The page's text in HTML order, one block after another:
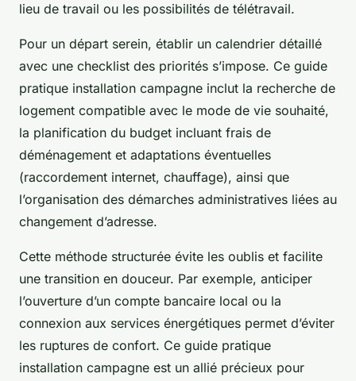
lieu de travail ou les possibilités de télétravail.
Pour un départ serein, établir un calendrier détaillé
avec une checklist des priorités s’impose. Ce guide
pratique installation campagne inclut la recherche de
logement compatible avec le mode de vie souhaité,
la planification du budget incluant frais de
déménagement et adaptations éventuelles
(raccordement internet, chauffage), ainsi que
l’organisation des démarches administratives liées au
changement d’adresse.
Cette méthode structurée évite les oublis et facilite
une transition en douceur. Par exemple, anticiper
l’ouverture d’un compte bancaire local ou la
connexion aux services énergétiques permet d’éviter
les ruptures de confort. Ce guide pratique
installation campagne est un allié précieux pour